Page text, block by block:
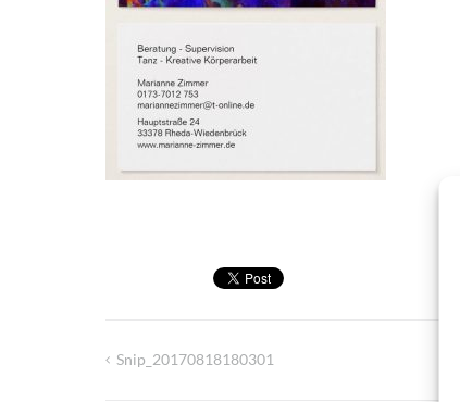
Beitragsnavigation
Snip_20170818180301